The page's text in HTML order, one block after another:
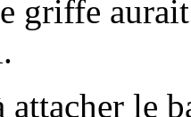
griffe
attacher le